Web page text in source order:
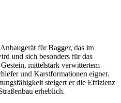
für Bagger, das im
und sich besonders für das
mittelstark verwittertem
und Karstformationen eignet.
steigert er die Effizienz
erheblich.